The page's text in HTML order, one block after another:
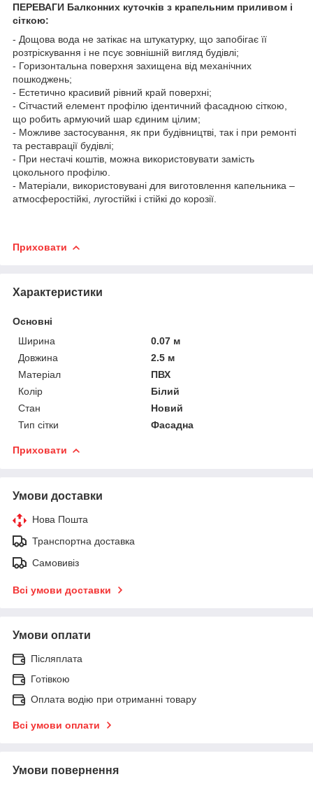
ПЕРЕВАГИ Балконних куточків з крапельним приливом і
сіткою:
- Дощова вода не затікає на штукатурку, що запобігає її
розтріскування і не псує зовнішній вигляд будівлі;
- Горизонтальна поверхня захищена від механічних
пошкоджень;
- Естетично красивий рівний край поверхні;
- Сітчастий елемент профілю ідентичний фасадною сіткою,
що робить армуючий шар єдиним цілим;
- Можливе застосування, як при будівництві, так і при ремонті
та реставрації будівлі;
- При нестачі коштів, можна використовувати замість
цокольного профілю.
- Матеріали, використовувані для виготовлення капельника –
атмосферостійкі, лугостійкі і стійкі до корозії.
Приховати
Характеристики
Основні
Ширина
0.07 м
Довжина
2.5 м
Матеріал
ПВХ
Колір
Білий
Стан
Новий
Тип сітки
Фасадна
Приховати
Умови доставки
Нова Пошта
Транспортна доставка
Самовивіз
Всі умови доставки
Умови оплати
Післяплата
Готівкою
Оплата водію при отриманні товару
Всі умови оплати
Умови повернення